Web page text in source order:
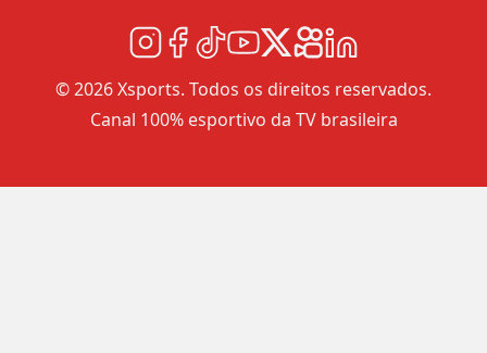
© 2026 Xsports. Todos os direitos reservados.
Canal 100% esportivo da TV brasileira